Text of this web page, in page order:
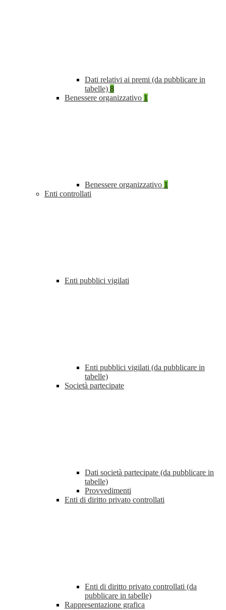
Dati relativi ai premi (da pubblicare in
tabelle) 8
Benessere organizzativo 1
Benessere organizzativo 1
Enti controllati
Enti pubblici vigilati
Enti pubblici vigilati (da pubblicare in
tabelle)
Società partecipate
Dati società partecipate (da pubblicare in
tabelle)
Provvedimenti
Enti di diritto privato controllati
Enti di diritto privato controllati (da
pubblicare in tabelle)
Rappresentazione grafica